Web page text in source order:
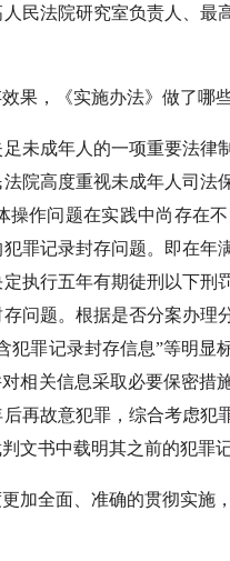
民法院研究室负责人、
，《实施办法》做了哪
成年人的一项重要法律
院高度重视未成年人司
作问题在实践中尚存在
罪记录封存问题。即在
执行五年有期徒刑以下
问题。根据是否分案办
罪记录封存信息”等明
相关信息采取必要保密
再故意犯罪，综合考虑
文书中载明其之前的犯罪记
全面、准确的贯彻实施，